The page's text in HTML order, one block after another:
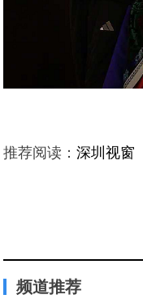
推荐阅读：深圳视窗
频道推荐